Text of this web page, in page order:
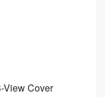
View Cover